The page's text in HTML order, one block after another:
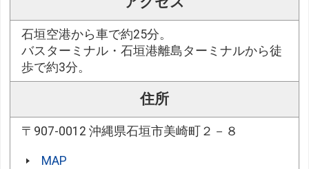
石垣空港から車で約25分。
バスターミナル・石垣港離島ターミナルから徒
歩で約3分。
住所
〒907-0012 沖縄県石垣市美崎町２－８
MAP